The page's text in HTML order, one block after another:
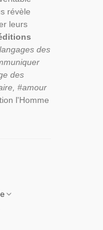
révèle
leurs
des
des
#amour
l'Homme